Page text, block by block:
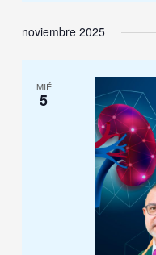
noviembre 2025
MIÉ
5